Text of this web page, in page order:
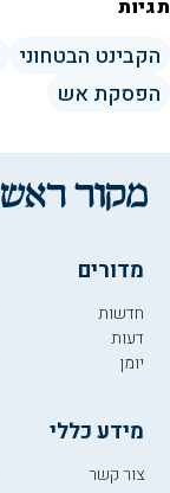
תגיות
הקבינט הבטחוני
הפסקת אש
מדורים
חדשות
דעות
יומן
מידע כללי
צור קשר